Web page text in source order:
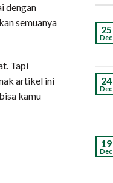
dengan
semuanya
Tapi
artikel ini
kamu
25
Dec
24
Dec
19
Dec